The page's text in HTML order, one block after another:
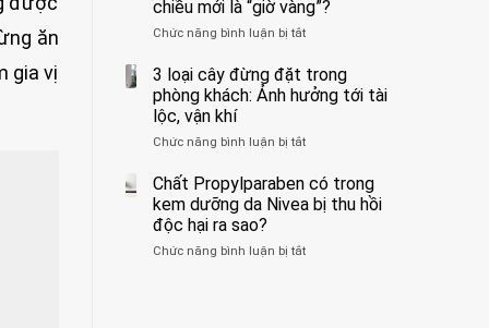
ăn
gia vị
thể
hại
thận
1
kiểu
đối
với
và
Bạn
nên
hiện
mắc
bệnh
ung
lúc
chiều mới là “giờ vàng”?
Chức năng bình luận bị tắtở
hiện
thời
điểm
thể
tốt
nhất
cho
Sáng
3 loại cây đừng đặt trong
phòng khách: Ảnh hưởng tới tài
lộc, vận khí
Chức năng bình luận bị tắtở
loại
cây
đừng
trong
Chất Propylparaben có trong
kem dưỡng da Nivea bị thu hồi
độc hại ra sao?
Chức năng bình luận bị tắtở